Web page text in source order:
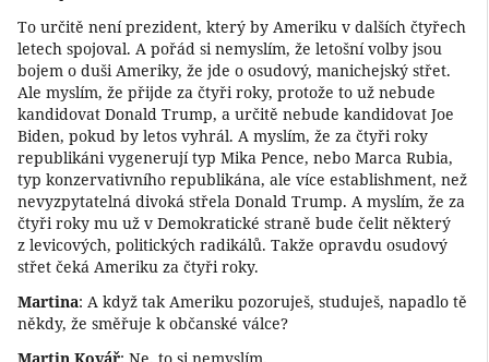
To určitě není prezident, který by Ameriku v dalších čtyřech
letech spojoval. A pořád si nemyslím, že letošní volby jsou
bojem o duši Ameriky, že jde o osudový, manichejský střet.
Ale myslím, že přijde za čtyři roky, protože to už nebude
kandidovat Donald Trump, a určitě nebude kandidovat Joe
Biden, pokud by letos vyhrál. A myslím, že za čtyři roky
republikáni vygenerují typ Mika Pence, nebo Marca Rubia,
typ konzervativního republikána, ale více establishment, než
nevyzpytatelná divoká střela Donald Trump. A myslím, že za
čtyři roky mu už v Demokratické straně bude čelit některý
z levicových, politických radikálů. Takže opravdu osudový
střet čeká Ameriku za čtyři roky.
Martina: A když tak Ameriku pozoruješ, studuješ, napadlo tě
někdy, že směřuje k občanské válce?